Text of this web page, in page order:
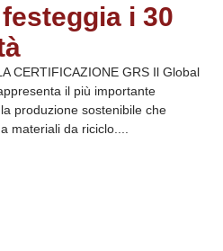
i 30
CERTIFICAZIONE GRS Il Global
il più importante
produzione sostenibile che
materiali da riciclo....